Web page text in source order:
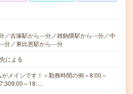
／吉塚駅から---分／雑餉隈駅から---分／中
分／東比恵駅から---分
による
メインです！＜勤務時間の例＞8:00～
～18:…